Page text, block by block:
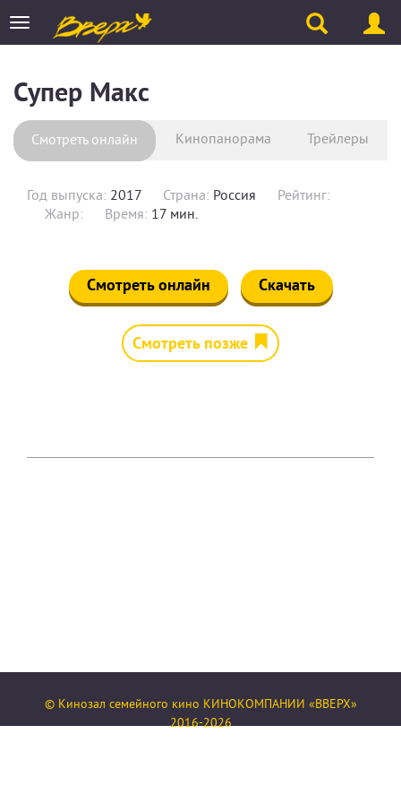
Toggle
navigation
Супер Макс
Смотреть онлайн Кинопанорама Трейлеры
Год выпуска: 2017 Страна: Россия
Рейтинг:
Жанр:
Время: 17 мин.
Смотреть онлайн Скачать
Смотреть позже
© Кинозал семейного кино КИНОКОМПАНИИ «ВВЕРХ»
2016-2026